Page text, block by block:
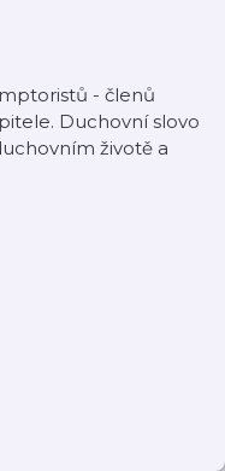
- členů
Duchovní slovo
životě a